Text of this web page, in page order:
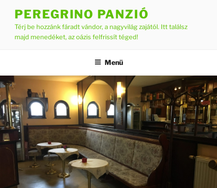
PEREGRINO PANZIÓ
Térj be hozzánk fáradt vándor, a nagyvilág zajától. Itt találsz
majd menedéket, az oázis felfrissít téged!
Menü